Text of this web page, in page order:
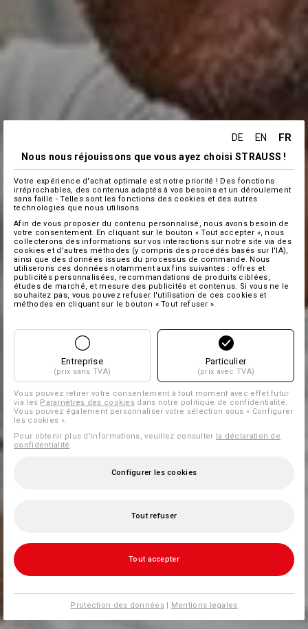
DE EN FR
Nous nous réjouissons que vous ayez choisi STRAUSS !
Votre expérience d'achat optimale est notre priorité ! Des fonctions
irréprochables, des contenus adaptés à vos besoins et un déroulement
sans faille - Telles sont les fonctions des cookies et des autres
technologies que nous utilisons.
Afin de vous proposer du contenu personnalisé, nous avons besoin de
votre consentement. En cliquant sur le bouton « Tout accepter », nous
collecterons des informations sur vos interactions sur notre site via des
cookies et d'autres méthodes (y compris des procédés basés sur l'IA),
ainsi que des données issues du processus de commande. Nous
utiliserons ces données notamment aux fins suivantes : offres et
publicités personnalisées, recommandations de produits ciblées,
études de marché, et mesure des publicités et contenus. Si vous ne le
souhaitez pas, vous pouvez refuser l'utilisation de ces cookies et
méthodes en cliquant sur le bouton « Tout refuser ».
Entreprise
(prix sans TVA)
Particulier
(prix avec TVA)
Vous pouvez retirer votre consentement à tout moment avec effet futur
via les Paramètres des cookies dans notre politique de confidentialité.
Vous pouvez également personnaliser votre sélection sous « Configurer
les cookies ».
Pour obtenir plus d'informations, veuillez consulter la déclaration de
confidentialité .
Configurer les cookies
Tout refuser
Tout accepter
Protection des données| Mentions legales